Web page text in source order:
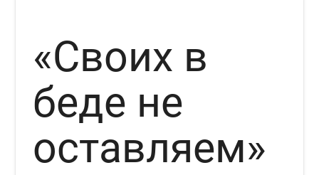
«Своих в
беде не
оставляем»